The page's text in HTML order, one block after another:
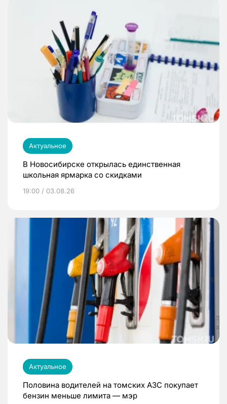
Актуальное
В Новосибирске открылась единственная
школьная ярмарка со скидками
19:00 / 03.08.26
Актуальное
Половина водителей на томских АЗС покупает
бензин меньше лимита — мэр